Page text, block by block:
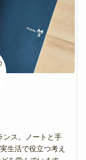
ンス。ノートと手
生活で役立つ考え